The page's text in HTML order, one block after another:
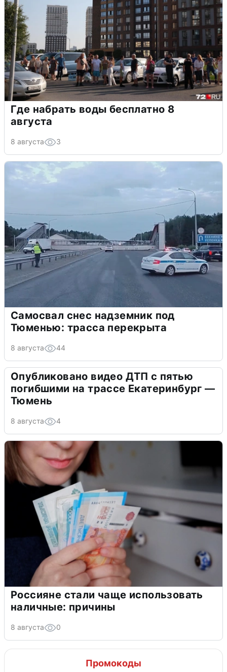
Где набрать воды бесплатно 8
августа
8 августа 3
Самосвал снес надземник под
Тюменью: трасса перекрыта
8 августа 44
Опубликовано видео ДТП с пятью
погибшими на трассе Екатеринбург —
Тюмень
8 августа 4
Россияне стали чаще использовать
наличные: причины
8 августа 0
Промокоды